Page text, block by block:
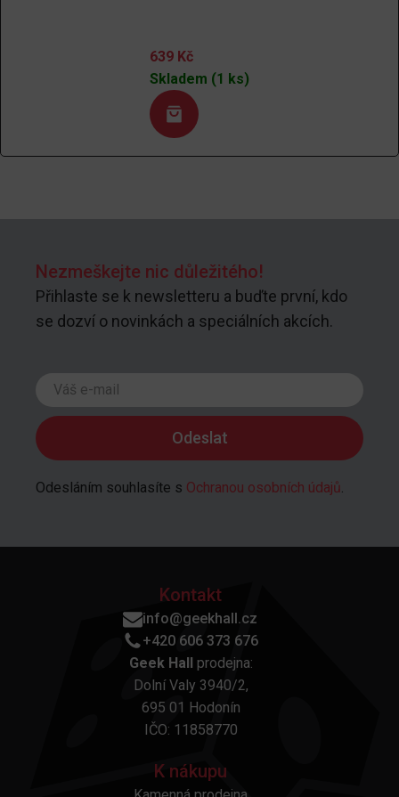
639 Kč
Skladem (1 ks)
Nezmeškejte nic důležitého!
Přihlaste se k newsletteru a buďte první, kdo
se dozví o novinkách a speciálních akcích.
Odesláním souhlasíte s Ochranou osobních údajů.
Kontakt
info@geekhall.cz
+420 606 373 676
Geek Hall prodejna:
Dolní Valy 3940/2,
695 01 Hodonín
IČO: 11858770
K nákupu